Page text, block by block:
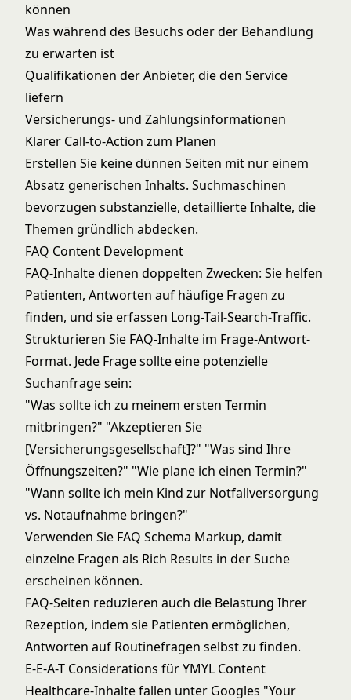
können
Was während des Besuchs oder der Behandlung
zu erwarten ist
Qualifikationen der Anbieter, die den Service
liefern
Versicherungs- und Zahlungsinformationen
Klarer Call-to-Action zum Planen
Erstellen Sie keine dünnen Seiten mit nur einem
Absatz generischen Inhalts. Suchmaschinen
bevorzugen substanzielle, detaillierte Inhalte, die
Themen gründlich abdecken.
FAQ Content Development
FAQ-Inhalte dienen doppelten Zwecken: Sie helfen
Patienten, Antworten auf häufige Fragen zu
finden, und sie erfassen Long-Tail-Search-Traffic.
Strukturieren Sie FAQ-Inhalte im Frage-Antwort-
Format. Jede Frage sollte eine potenzielle
Suchanfrage sein:
"Was sollte ich zu meinem ersten Termin
mitbringen?" "Akzeptieren Sie
[Versicherungsgesellschaft]?" "Was sind Ihre
Öffnungszeiten?" "Wie plane ich einen Termin?"
"Wann sollte ich mein Kind zur Notfallversorgung
vs. Notaufnahme bringen?"
Verwenden Sie FAQ Schema Markup, damit
einzelne Fragen als Rich Results in der Suche
erscheinen können.
FAQ-Seiten reduzieren auch die Belastung Ihrer
Rezeption, indem sie Patienten ermöglichen,
Antworten auf Routinefragen selbst zu finden.
E-E-A-T Considerations für YMYL Content
Healthcare-Inhalte fallen unter Googles "Your